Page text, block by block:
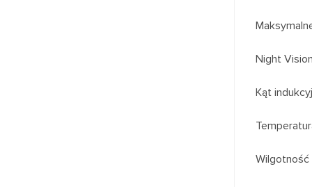
Night
Kąt